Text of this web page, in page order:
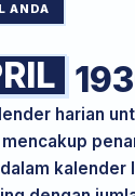
ANDA
harian
kalender